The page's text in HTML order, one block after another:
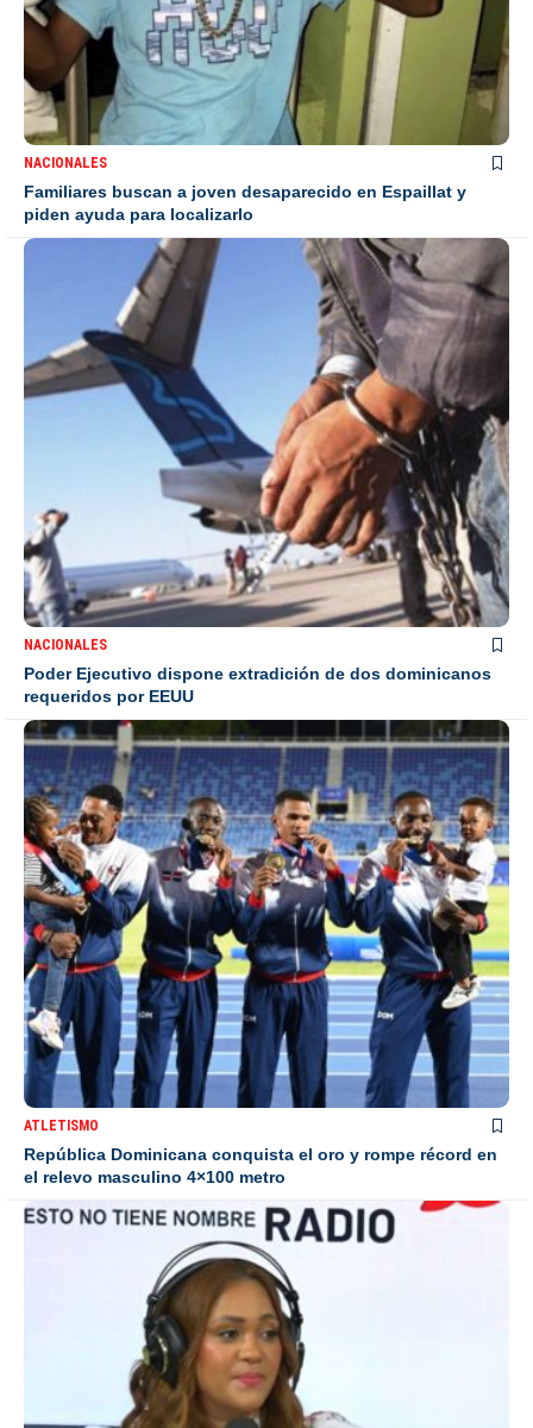
NACIONALES
Familiares buscan a joven desaparecido en Espaillat y
piden ayuda para localizarlo
NACIONALES
Poder Ejecutivo dispone extradición de dos dominicanos
requeridos por EEUU
ATLETISMO
República Dominicana conquista el oro y rompe récord en
el relevo masculino 4×100 metro